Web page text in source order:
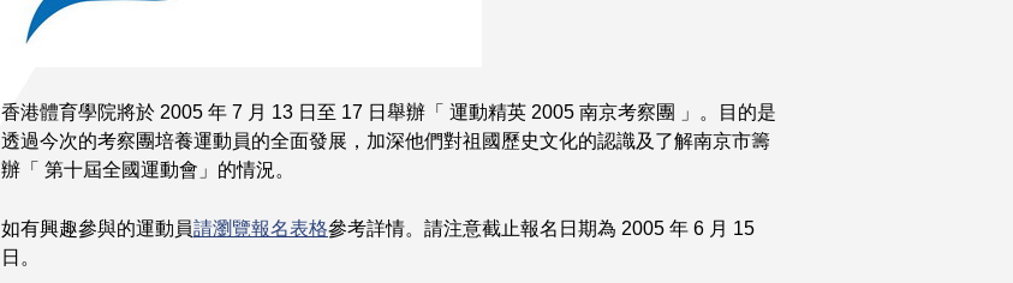
香港體育學院將於 2005 年 7 月 13 日至 17 日舉辦「 運動精英 2005 南京考察團 」。目的是
透過今次的考察團培養運動員的全面發展，加深他們對祖國歷史文化的認識及了解南京市籌
辦「 第十屆全國運動會」的情況。
如有興趣參與的運動員請瀏覽報名表格參考詳情。請注意截止報名日期為 2005 年 6 月 15
日。